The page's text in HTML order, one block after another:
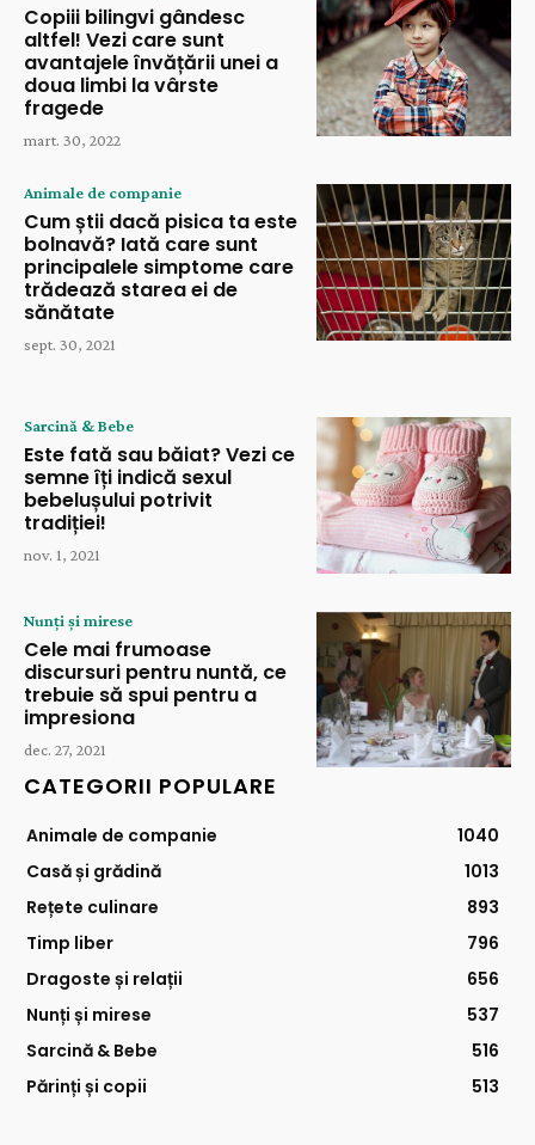
Copiii bilingvi gândesc
altfel! Vezi care sunt
avantajele învățării unei a
doua limbi la vârste
fragede
mart. 30, 2022
Animale de companie
Cum știi dacă pisica ta este
bolnavă? Iată care sunt
principalele simptome care
trădează starea ei de
sănătate
sept. 30, 2021
Sarcină & Bebe
Este fată sau băiat? Vezi ce
semne îți indică sexul
bebelușului potrivit
tradiției!
nov. 1, 2021
Nunți și mirese
Cele mai frumoase
discursuri pentru nuntă, ce
trebuie să spui pentru a
impresiona
dec. 27, 2021
CATEGORII POPULARE
Animale de companie
1040
Casă și grădină
1013
Rețete culinare
893
Timp liber
796
Dragoste și relații
656
Nunți și mirese
537
Sarcină & Bebe
516
Părinți și copii
513